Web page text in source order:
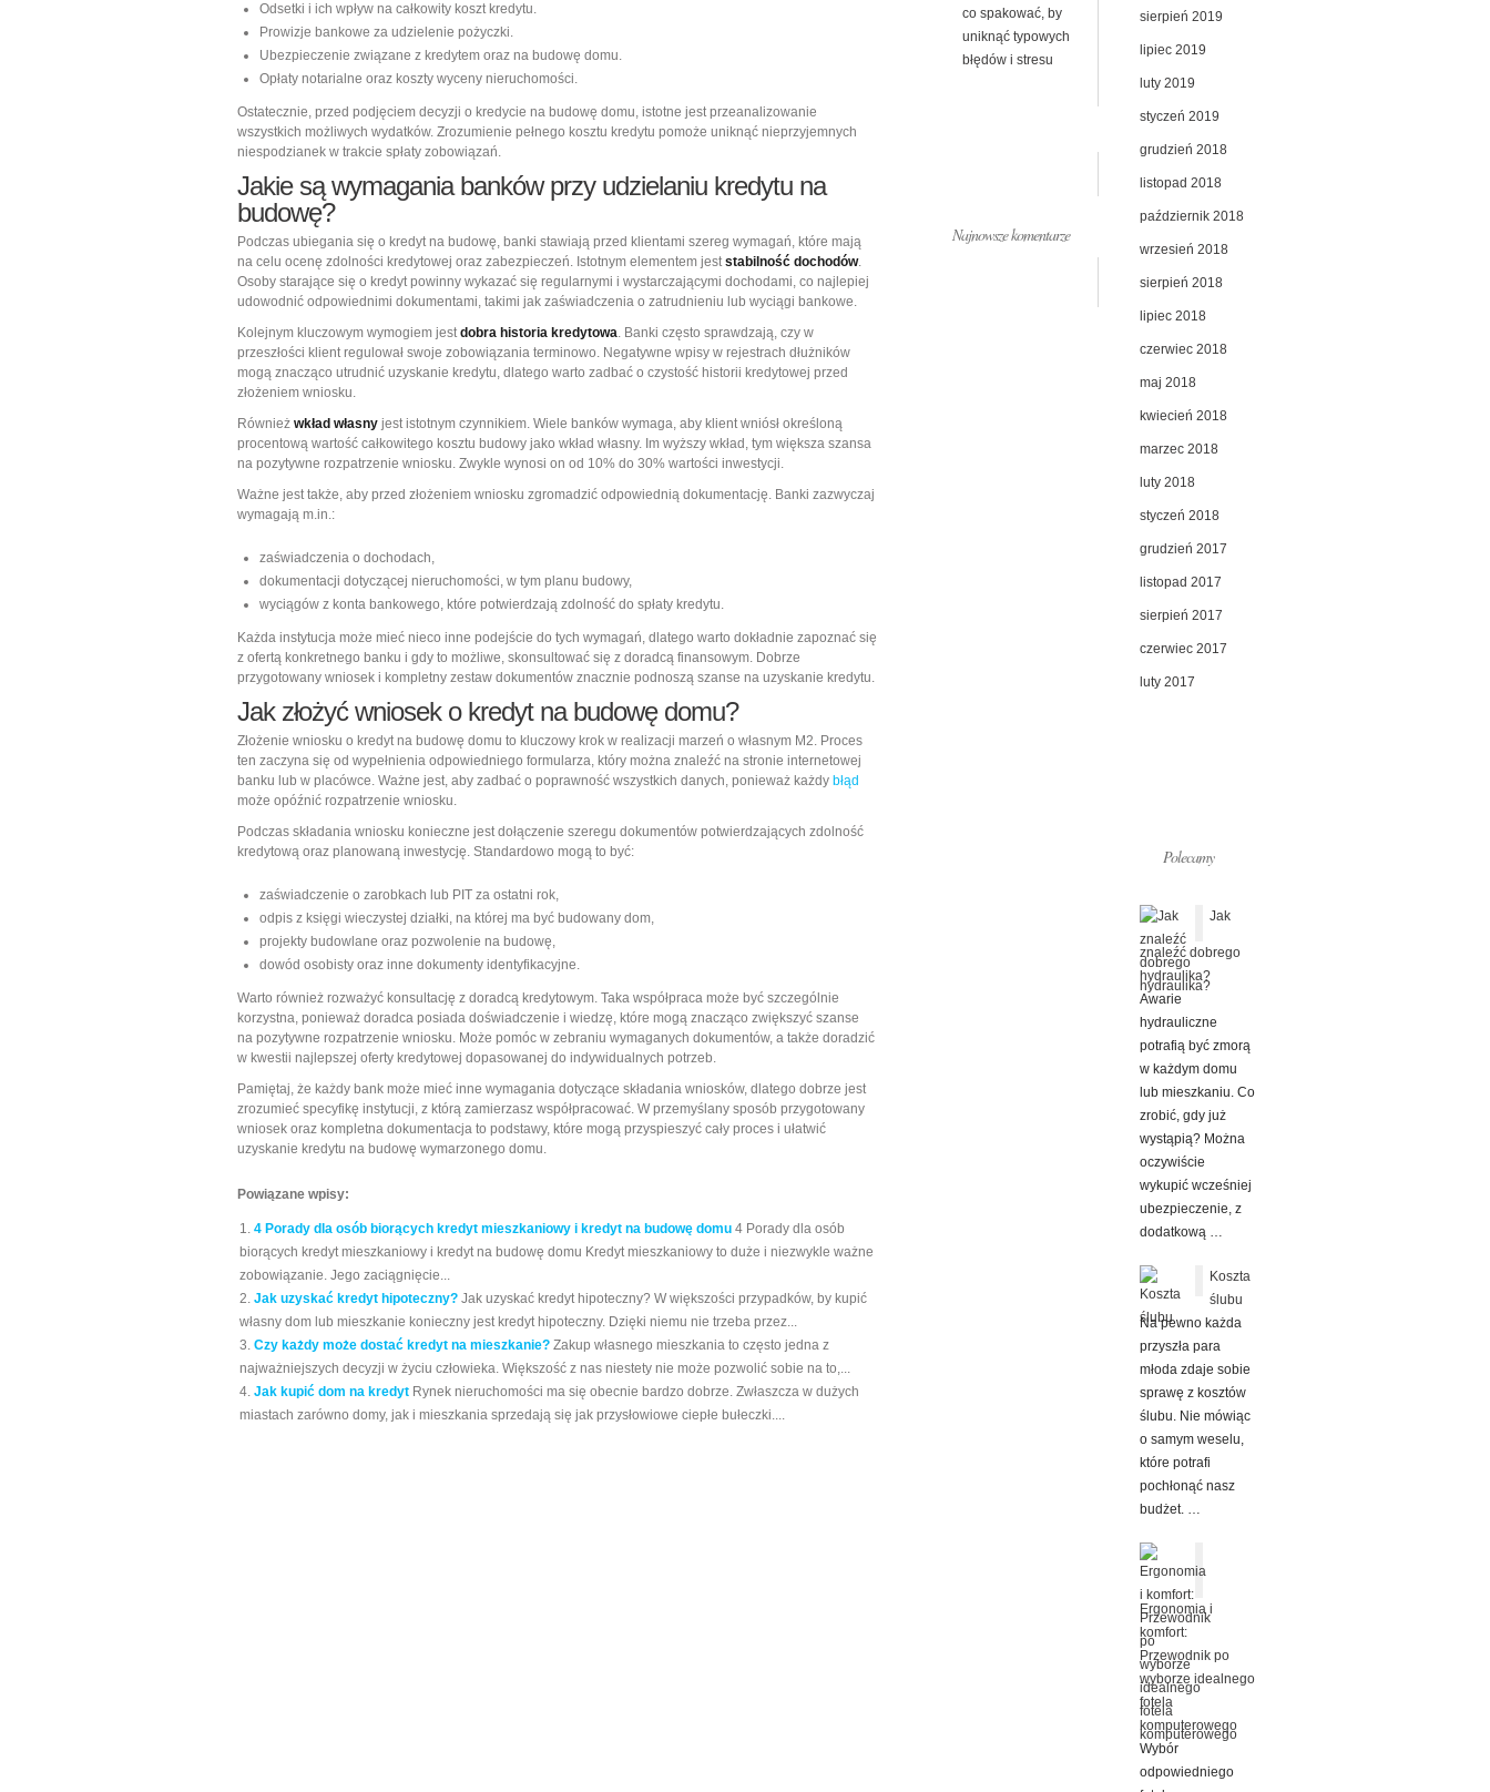
Odsetki i ich wpływ na całkowity koszt kredytu.
Prowizje bankowe za udzielenie pożyczki.
Ubezpieczenie związane z kredytem oraz na budowę domu.
Opłaty notarialne oraz koszty wyceny nieruchomości.
Ostatecznie, przed podjęciem decyzji o kredycie na budowę domu, istotne jest przeanalizowanie
wszystkich możliwych wydatków. Zrozumienie pełnego kosztu kredytu pomoże uniknąć nieprzyjemnych
niespodzianek w trakcie spłaty zobowiązań.
Jakie są wymagania banków przy udzielaniu kredytu na
budowę?
Podczas ubiegania się o kredyt na budowę, banki stawiają przed klientami szereg wymagań, które mają
na celu ocenę zdolności kredytowej oraz zabezpieczeń. Istotnym elementem jeststabilność dochodów.
Osoby starające się o kredyt powinny wykazać się regularnymi i wystarczającymi dochodami, co najlepiej
udowodnić odpowiednimi dokumentami, takimi jak zaświadczenia o zatrudnieniu lub wyciągi bankowe.
Kolejnym kluczowym wymogiem jestdobra historia kredytowa. Banki często sprawdzają, czy w
przeszłości klient regulował swoje zobowiązania terminowo. Negatywne wpisy w rejestrach dłużników
mogą znacząco utrudnić uzyskanie kredytu, dlatego warto zadbać o czystość historii kredytowej przed
złożeniem wniosku.
Również wkład własny jest istotnym czynnikiem. Wiele banków wymaga, aby klient wniósł określoną
procentową wartość całkowitego kosztu budowy jako wkład własny. Im wyższy wkład, tym większa szansa
na pozytywne rozpatrzenie wniosku. Zwykle wynosi on od 10% do 30% wartości inwestycji.
Ważne jest także, aby przed złożeniem wniosku zgromadzić odpowiednią dokumentację. Banki zazwyczaj
wymagają m.in.:
zaświadczenia o dochodach,
dokumentacji dotyczącej nieruchomości, w tym planu budowy,
wyciągów z konta bankowego, które potwierdzają zdolność do spłaty kredytu.
Każda instytucja może mieć nieco inne podejście do tych wymagań, dlatego warto dokładnie zapoznać się
z ofertą konkretnego banku i gdy to możliwe, skonsultować się z doradcą finansowym. Dobrze
przygotowany wniosek i kompletny zestaw dokumentów znacznie podnoszą szanse na uzyskanie kredytu.
Jak złożyć wniosek o kredyt na budowę domu?
Złożenie wniosku o kredyt na budowę domu to kluczowy krok w realizacji marzeń o własnym M2. Proces
ten zaczyna się od wypełnienia odpowiedniego formularza, który można znaleźć na stronie internetowej
banku lub w placówce. Ważne jest, aby zadbać o poprawność wszystkich danych, ponieważ każdy błąd
może opóźnić rozpatrzenie wniosku.
Podczas składania wniosku konieczne jest dołączenie szeregu dokumentów potwierdzających zdolność
kredytową oraz planowaną inwestycję. Standardowo mogą to być:
zaświadczenie o zarobkach lub PIT za ostatni rok,
odpis z księgi wieczystej działki, na której ma być budowany dom,
projekty budowlane oraz pozwolenie na budowę,
dowód osobisty oraz inne dokumenty identyfikacyjne.
Warto również rozważyć konsultację z doradcą kredytowym. Taka współpraca może być szczególnie
korzystna, ponieważ doradca posiada doświadczenie i wiedzę, które mogą znacząco zwiększyć szanse
na pozytywne rozpatrzenie wniosku. Może pomóc w zebraniu wymaganych dokumentów, a także doradzić
w kwestii najlepszej oferty kredytowej dopasowanej do indywidualnych potrzeb.
Pamiętaj, że każdy bank może mieć inne wymagania dotyczące składania wniosków, dlatego dobrze jest
zrozumieć specyfikę instytucji, z którą zamierzasz współpracować. W przemyślany sposób przygotowany
wniosek oraz kompletna dokumentacja to podstawy, które mogą przyspieszyć cały proces i ułatwić
uzyskanie kredytu na budowę wymarzonego domu.
Powiązane wpisy:
4 Porady dla osób biorących kredyt mieszkaniowy i kredyt na budowę domu 4 Porady dla osób
biorących kredyt mieszkaniowy i kredyt na budowę domu Kredyt mieszkaniowy to duże i niezwykle ważne
zobowiązanie. Jego zaciągnięcie...
Jak uzyskać kredyt hipoteczny? Jak uzyskać kredyt hipoteczny? W większości przypadków, by kupić
własny dom lub mieszkanie konieczny jest kredyt hipoteczny. Dzięki niemu nie trzeba przez...
Czy każdy może dostać kredyt na mieszkanie? Zakup własnego mieszkania to często jedna z
najważniejszych decyzji w życiu człowieka. Większość z nas niestety nie może pozwolić sobie na to,...
Jak kupić dom na kredyt Rynek nieruchomości ma się obecnie bardzo dobrze. Zwłaszcza w dużych
miastach zarówno domy, jak i mieszkania sprzedają się jak przysłowiowe ciepłe bułeczki....
co spakować, by
uniknąć typowych
błędów i stresu
Najnowsze komentarze
sierpień 2019
lipiec 2019
luty 2019
styczeń 2019
grudzień 2018
listopad 2018
październik 2018
wrzesień 2018
sierpień 2018
lipiec 2018
czerwiec 2018
maj 2018
kwiecień 2018
marzec 2018
luty 2018
styczeń 2018
grudzień 2017
listopad 2017
sierpień 2017
czerwiec 2017
luty 2017
Polecamy
Jak
znaleźć dobrego
hydraulika?
Awarie
hydrauliczne
potrafią być zmorą
w każdym domu
lub mieszkaniu. Co
zrobić, gdy już
wystąpią? Można
oczywiście
wykupić wcześniej
ubezpieczenie, z
dodatkową …
Koszta
ślubu
Na pewno każda
przyszła para
młoda zdaje sobie
sprawę z kosztów
ślubu. Nie mówiąc
o samym weselu,
które potrafi
pochłonąć nasz
budżet. …
Ergonomia i
komfort:
Przewodnik po
wyborze idealnego
fotela
komputerowego
Wybór
odpowiedniego